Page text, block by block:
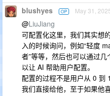
blushyes OP May 31,
@LiuJiang
可配置化这里，我们其实想
入的时候询问，例如“轻度
者”等等，然后也可以通过
以让 AI 帮助用户配置。
配置的过程不是用户从 0 到
我们直接给他，至于如果他